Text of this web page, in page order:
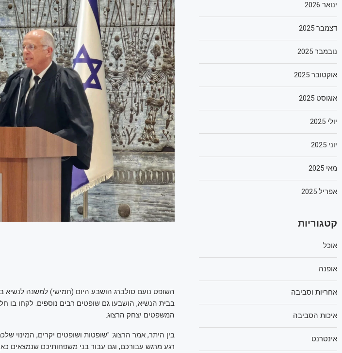
השופט נועם סולברג הושבע היום (חמישי) למשנה
בבית הנשיא, הושבעו גם שופטים רבים נוספים. לקחו בו
המשפטים יצחק הרצוג.
בין היתר, אמר הרצוג: "שופטות ושופטים יקרים, המינוי
רגע מרגש עבורכם, וגם עבור בני משפחותיכם שנמצאים
ינואר 2026
דצמבר 2025
נובמבר 2025
אוקטובר 2025
אוגוסט 2025
יולי 2025
יוני 2025
מאי 2025
אפריל 2025
קטגוריות
אוכל
אופנה
אחריות וסביבה
איכות הסביבה
אינטרנט